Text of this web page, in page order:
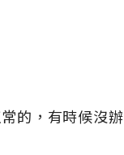
的，有時候沒辦